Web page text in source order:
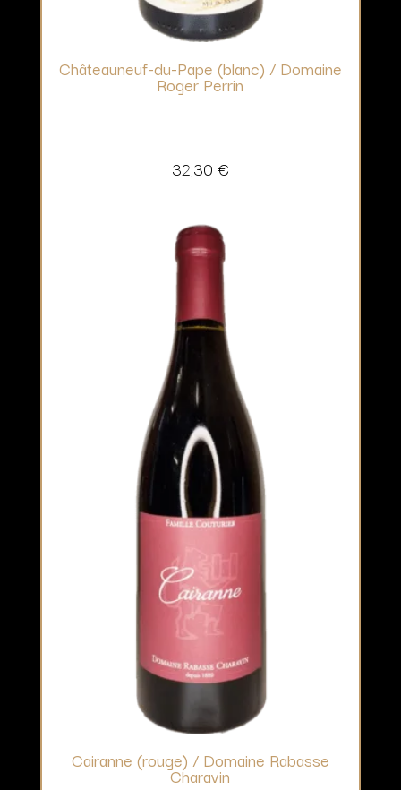
Châteauneuf-du-Pape (blanc) / Domaine
Roger Perrin
32,30 €
Cairanne (rouge) / Domaine Rabasse
Charavin